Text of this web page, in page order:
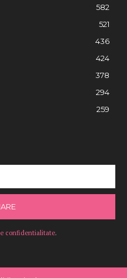
582
521
436
424
378
294
259
confidentialitate.